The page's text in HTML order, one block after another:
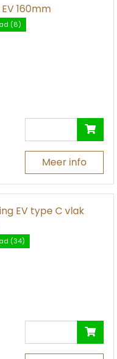
160mm
(8)
Meer info
EV type C vlak
(34)